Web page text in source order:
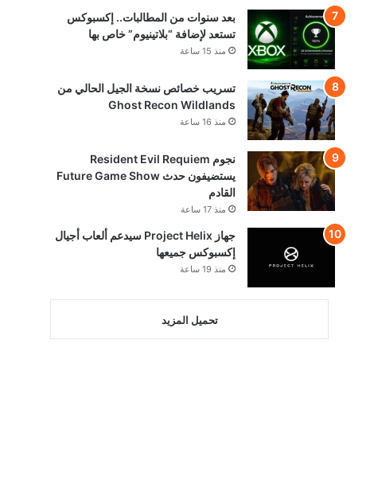
بعد سنوات من المطالبات.. إكسبوكس
تستعد لإضافة “بلاتينيوم” خاص بها
منذ 15 ساعة
تسريب خصائص نسخة الجيل الحالي من
Ghost Recon Wildlands
منذ 16 ساعة
نجوم Resident Evil Requiem
يستضيفون حدث Future Game Show
القادم
منذ 17 ساعة
جهاز Project Helix سيدعم ألعاب أجيال
إكسبوكس جميعها
منذ 19 ساعة
تحميل المزيد